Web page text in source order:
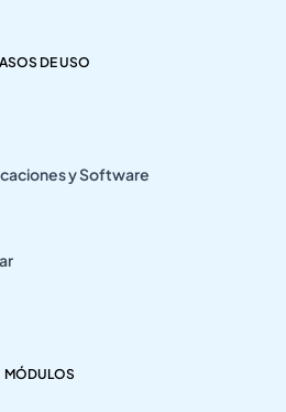
DE USO
y Software
MÓDULOS